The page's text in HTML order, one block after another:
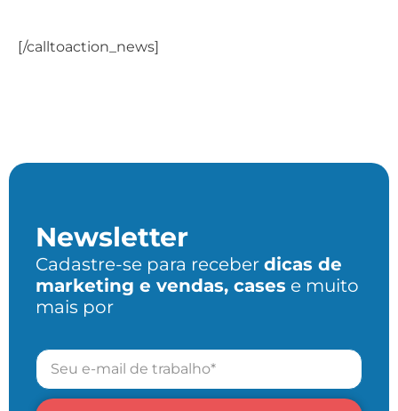
[/calltoaction_news]
Newsletter
Cadastre-se para receber dicas de
marketing e vendas, cases e muito
mais por